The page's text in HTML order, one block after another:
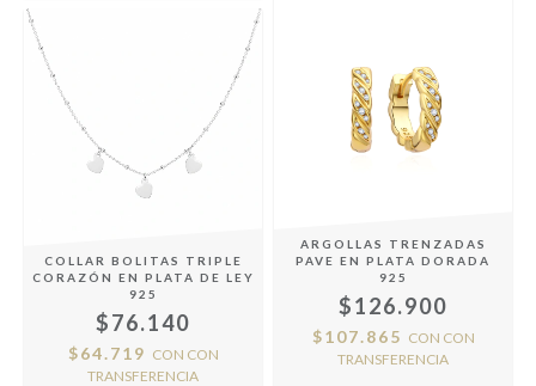
COLLAR BOLITAS TRIPLE
CORAZÓN EN PLATA DE LEY
925
$76.140
$64.719 CON CON
TRANSFERENCIA
ARGOLLAS TRENZADAS
PAVE EN PLATA DORADA
925
$126.900
$107.865 CON CON
TRANSFERENCIA